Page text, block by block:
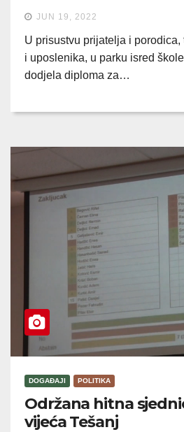
JUN 19, 2022
U prisustvu prijatelja i porodica,
i uposlenika, u parku isred
dodjela diploma za…
DOGAĐAJI POLITIKA
Održana hitna
vijeća Tešanj